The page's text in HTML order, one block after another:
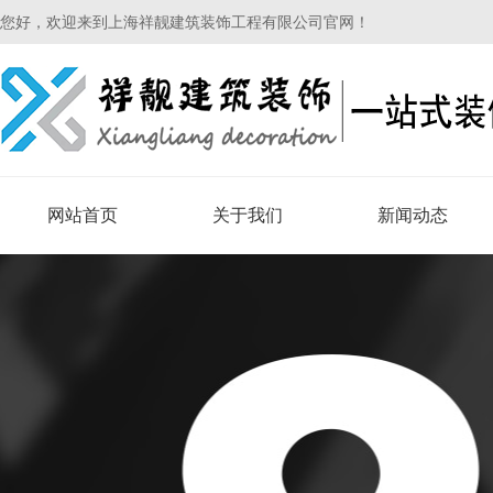
您好，欢迎来到上海祥靓建筑装饰工程有限公司官网！
网站首页 关于我们 新闻动态